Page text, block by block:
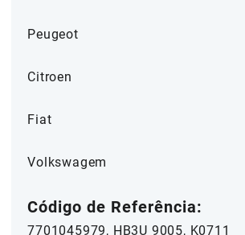
Peugeot
Citroen
Fiat
Volkswagem
Código de Referência:
7701045979, HB3U 9005, K0711